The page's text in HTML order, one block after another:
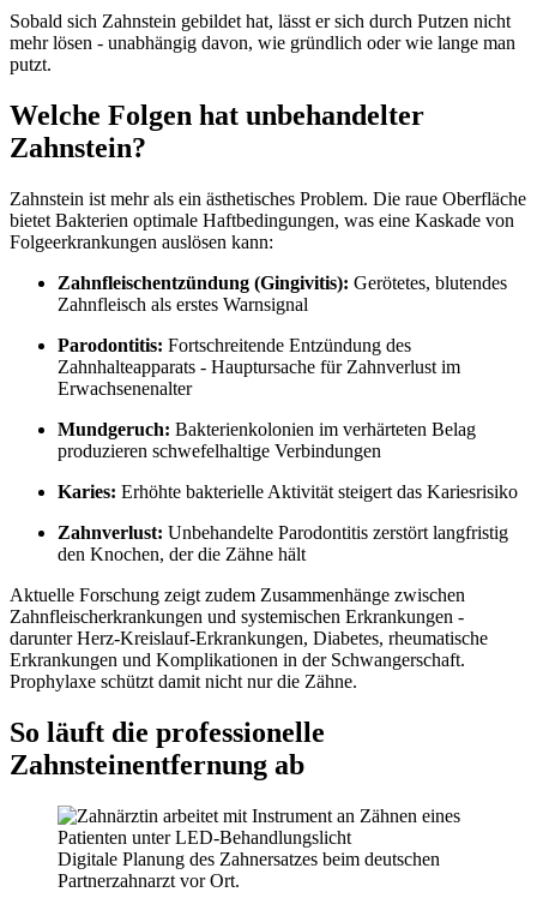
Sobald sich Zahnstein gebildet hat, lässt er sich durch Putzen nicht
mehr lösen - unabhängig davon, wie gründlich oder wie lange man
putzt.
Welche Folgen hat unbehandelter
Zahnstein?
Zahnstein ist mehr als ein ästhetisches Problem. Die raue Oberfläche
bietet Bakterien optimale Haftbedingungen, was eine Kaskade von
Folgeerkrankungen auslösen kann:
Zahnfleischentzündung (Gingivitis): Gerötetes, blutendes
Zahnfleisch als erstes Warnsignal
Parodontitis: Fortschreitende Entzündung des
Zahnhalteapparats - Hauptursache für Zahnverlust im
Erwachsenenalter
Mundgeruch: Bakterienkolonien im verhärteten Belag
produzieren schwefelhaltige Verbindungen
Karies: Erhöhte bakterielle Aktivität steigert das Kariesrisiko
Zahnverlust: Unbehandelte Parodontitis zerstört langfristig
den Knochen, der die Zähne hält
Aktuelle Forschung zeigt zudem Zusammenhänge zwischen
Zahnfleischerkrankungen und systemischen Erkrankungen -
darunter Herz-Kreislauf-Erkrankungen, Diabetes, rheumatische
Erkrankungen und Komplikationen in der Schwangerschaft.
Prophylaxe schützt damit nicht nur die Zähne.
So läuft die professionelle
Zahnsteinentfernung ab
Digitale Planung des Zahnersatzes beim deutschen
Partnerzahnarzt vor Ort.